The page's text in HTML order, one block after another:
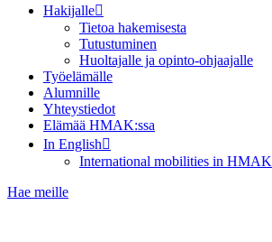
Hakijalle
Tietoa hakemisesta
Tutustuminen
Huoltajalle ja opinto-ohjaajalle
Työelämälle
Alumnille
Yhteystiedot
Elämää HMAK:ssa
In English
International mobilities in HMAK
Hae meille